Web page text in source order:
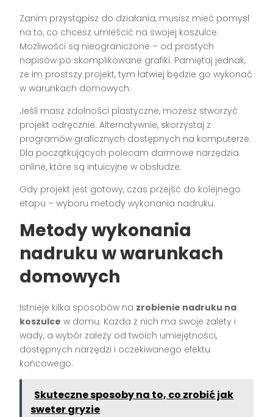
Zanim przystąpisz do działania, musisz mieć pomysł
na to, co chcesz umieścić na swojej koszulce.
Możliwości są nieograniczone – od prostych
napisów po skomplikowane grafiki. Pamiętaj jednak,
że im prostszy projekt, tym łatwiej będzie go wykonać
w warunkach domowych.
Jeśli masz zdolności plastyczne, możesz stworzyć
projekt odręcznie. Alternatywnie, skorzystaj z
programów graficznych dostępnych na komputerze.
Dla początkujących polecam darmowe narzędzia
online, które są intuicyjne w obsłudze.
Gdy projekt jest gotowy, czas przejść do kolejnego
etapu – wyboru metody wykonania nadruku.
Metody wykonania
nadruku w warunkach
domowych
Istnieje kilka sposobów na zrobienie nadruku na
koszulce w domu. Każda z nich ma swoje zalety i
wady, a wybór zależy od twoich umiejętności,
dostępnych narzędzi i oczekiwanego efektu
końcowego.
Skuteczne sposoby na to, co zrobić jak
sweter gryzie